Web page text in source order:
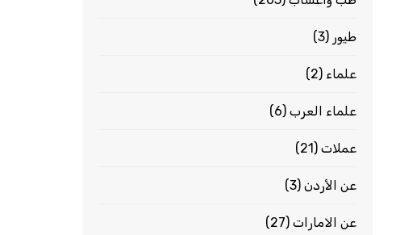
طيور (3)
علماء (2)
علماء العرب (6)
عملات (21)
عن الأردن (3)
عن الامارات (27)